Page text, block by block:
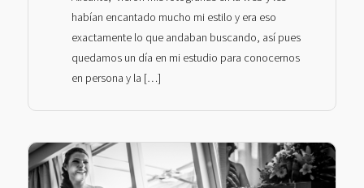
habían encantado mucho mi estilo y era eso
exactamente lo que andaban buscando, así pues
quedamos un día en mi estudio para conocernos
en persona y la […]